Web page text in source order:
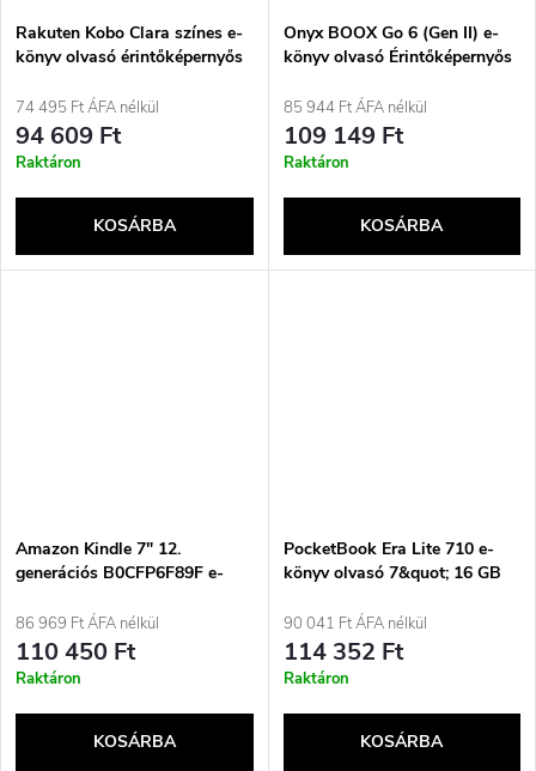
Rakuten Kobo Clara színes e-
könyv olvasó érintőképernyős
74 495 Ft ÁFA nélkül
94 609 Ft
Raktáron
KOSÁRBA
Onyx BOOX Go 6 (Gen II) e-
könyv olvasó Érintőképernyős
85 944 Ft ÁFA nélkül
109 149 Ft
Raktáron
KOSÁRBA
Amazon Kindle 7″ 12.
generációs B0CFP6F89F e-
Raspberry
86 969 Ft ÁFA nélkül
110 450 Ft
Raktáron
KOSÁRBA
PocketBook Era Lite 710 e-
könyv olvasó 7&quot; 16 GB
90 041 Ft ÁFA nélkül
114 352 Ft
Raktáron
KOSÁRBA